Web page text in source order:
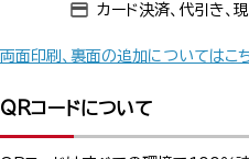
カード決済、代引き、
両面印刷、裏面の追加についてはこ
QRコードについて